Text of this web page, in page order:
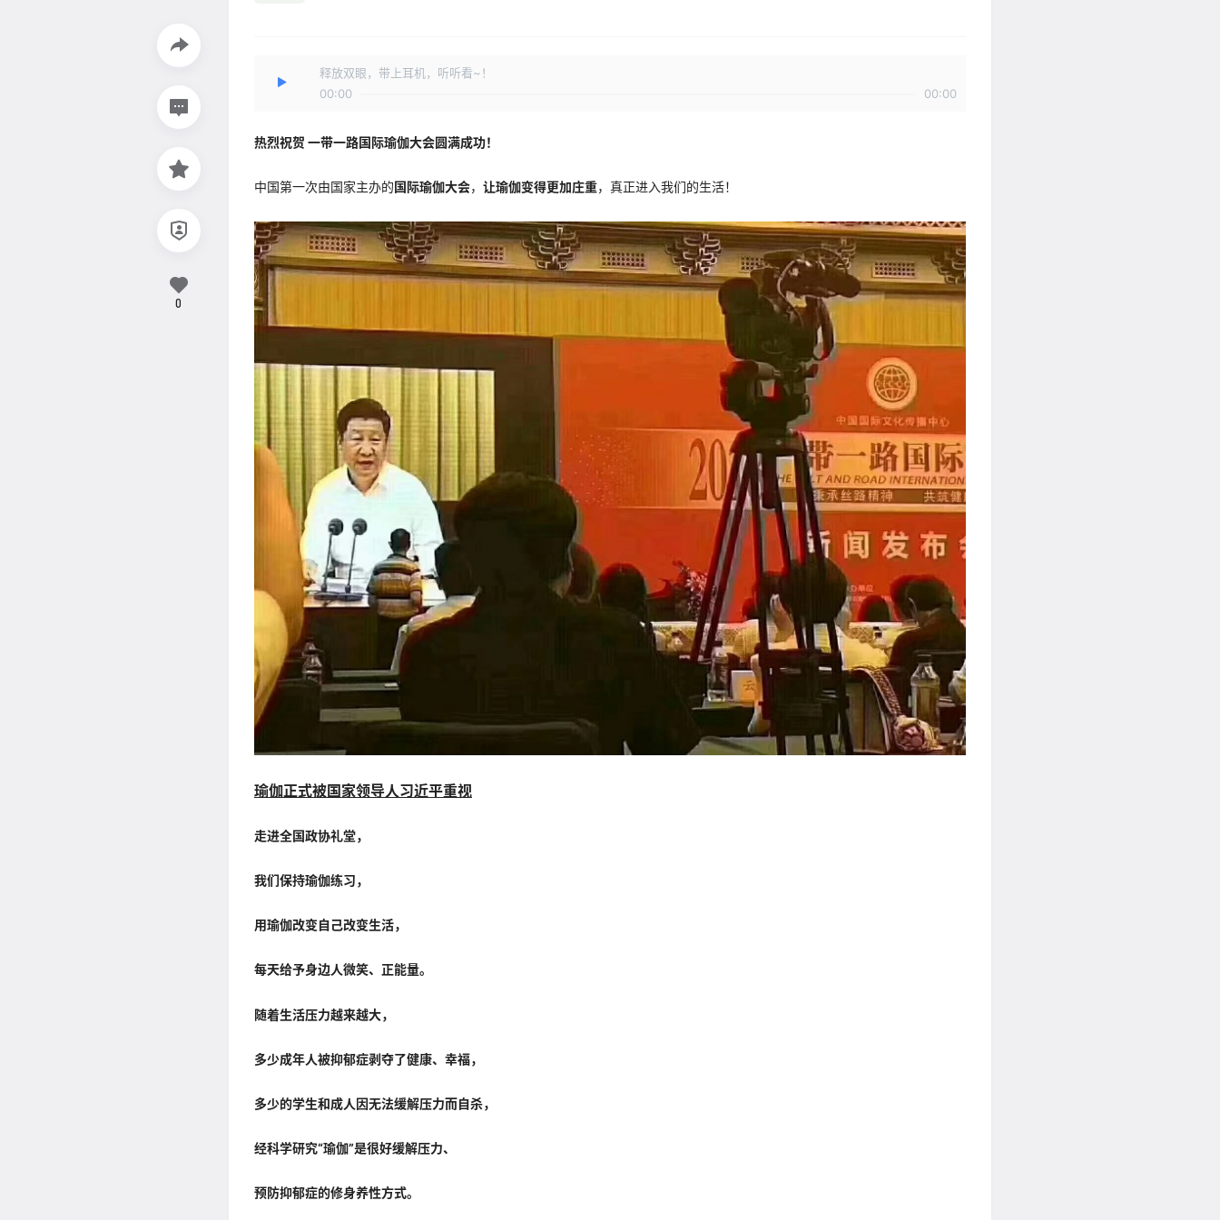
释放双眼，带上耳机，听听看~！
00:00
00:00
热烈祝贺 一带一路国际瑜伽大会圆满成功！
中国第一次由国家主办的国际瑜伽大会， 让瑜伽变得更加庄重，真正进入我们的生活！
瑜伽正式被国家领导人习近平重视
走进全国政协礼堂，
我们保持瑜伽练习，
用瑜伽改变自己改变生活，
每天给予身边人微笑、正能量。
随着生活压力越来越大，
多少成年人被抑郁症剥夺了健康、幸福，
多少的学生和成人因无法缓解压力而自杀，
经科学研究“瑜伽”是很好缓解压力、
预防抑郁症的修身养性方式。
0